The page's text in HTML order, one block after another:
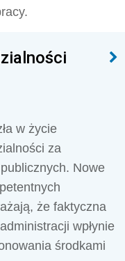
w życie
za
Nowe
że faktyczna
wpłynie
środkami